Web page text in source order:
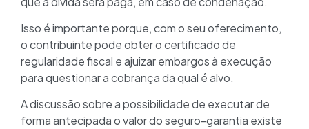
Isso é importante porque, com o seu oferecimento,
o contribuinte pode obter o certificado de
regularidade fiscal e ajuizar embargos à execução
para questionar a cobrança da qual é alvo.
A discussão sobre a possibilidade de executar de
forma antecipada o valor do seguro-garantia existe